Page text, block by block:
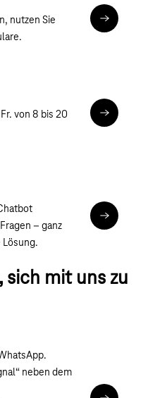
nutzen Sie
von 8 bis 20
Chat
– ganz
Lösung.
Frag
sich mit uns zu
neben dem